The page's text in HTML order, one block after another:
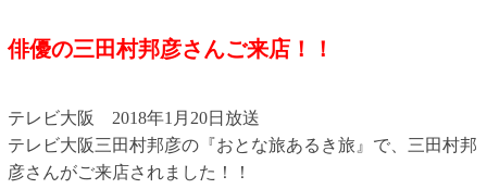
俳優の三田村邦彦さんご来店！！
テレビ大阪 2018年1月20日放送
テレビ大阪三田村邦彦の『おとな旅あるき旅』で、三田村邦
彦さんがご来店されました！！